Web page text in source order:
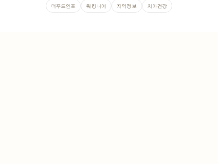
더푸드인포 워킹니어 지역정보 치아건강